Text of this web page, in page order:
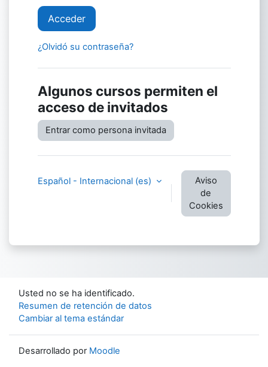
Acceder
¿Olvidó su contraseña?
Algunos cursos permiten el
acceso de invitados
Entrar como persona invitada
Español - Internacional ‎(es)‎
Aviso
de
Cookies
Usted no se ha identificado.
Resumen de retención de datos
Cambiar al tema estándar
Desarrollado por Moodle